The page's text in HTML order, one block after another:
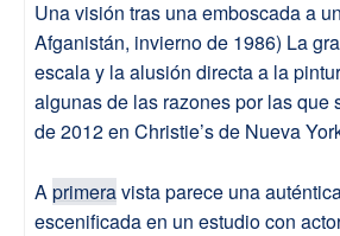
Una visión tras una emboscada a
Afganistán, invierno de 1986) La
escala y la alusión directa a la
algunas de las razones por las que
de 2012 en Christie’s de Nueva
A primeravista parece una
escenificada en un estudio con